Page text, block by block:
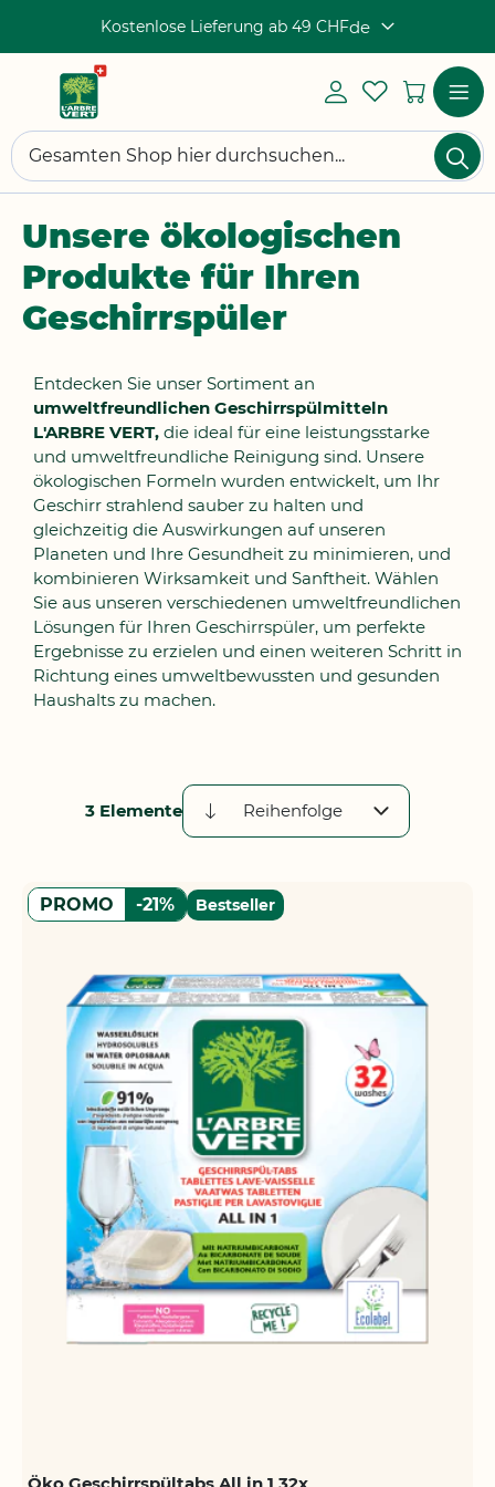
Kostenlose Lieferung ab 49 CHFSprache
de
Suchen
Mein
My
Wishlist
Mein
Unsere ökologischen
Produkte für Ihren
Geschirrspüler
Entdecken Sie unser Sortiment an
umweltfreundlichen Geschirrspülmitteln
L'ARBRE VERT, die ideal für eine leistungsstarke
und umweltfreundliche Reinigung sind. Unsere
ökologischen Formeln wurden entwickelt, um Ihr
Geschirr strahlend sauber zu halten und
gleichzeitig die Auswirkungen auf unseren
Planeten und Ihre Gesundheit zu minimieren, und
kombinieren Wirksamkeit und Sanftheit. Wählen
Sie aus unseren verschiedenen umweltfreundlichen
Lösungen für Ihren Geschirrspüler, um perfekte
Ergebnisse zu erzielen und einen weiteren Schritt in
Richtung eines umweltbewussten und gesunden
Haushalts zu machen.
3 Elemente
Absteigend
Öko Geschirrspültabs All in 1 32x
PROMO -21% Bestseller